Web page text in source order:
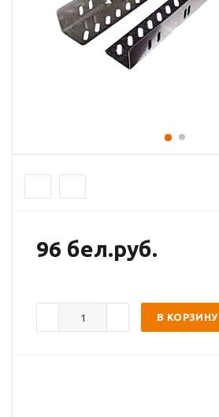
96 бел.руб.
В КОРЗИНУ